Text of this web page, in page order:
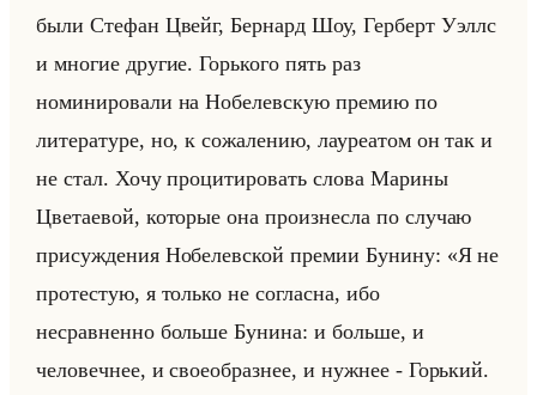
были Стефан Цвейг, Бернард Шоу, Герберт Уэллс
и многие другие. Горького пять раз
номинировали на Нобелевскую премию по
литературе, но, к сожалению, лауреатом он так и
не стал. Хочу процитировать слова Марины
Цветаевой, которые она произнесла по случаю
присуждения Нобелевской премии Бунину: «Я не
протестую, я только не согласна, ибо
несравненно больше Бунина: и больше, и
человечнее, и своеобразнее, и нужнее - Горький.